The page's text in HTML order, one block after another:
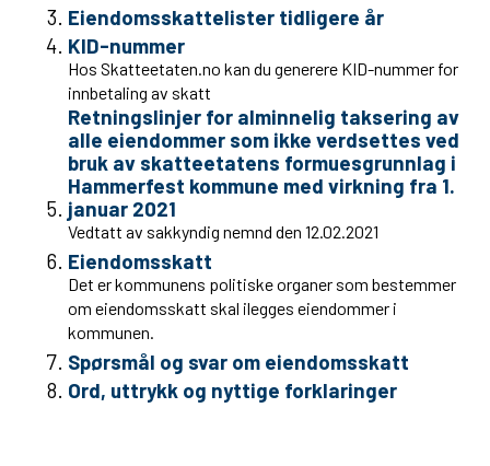
Eiendomsskattelister tidligere år
KID-nummer
Hos Skatteetaten.no kan du generere KID-nummer for
innbetaling av skatt
Retningslinjer for alminnelig taksering av
alle eiendommer som ikke verdsettes ved
bruk av skatteetatens formuesgrunnlag i
Hammerfest kommune med virkning fra 1.
januar 2021
Vedtatt av sakkyndig nemnd den 12.02.2021
Eiendomsskatt
Det er kommunens politiske organer som bestemmer
om eiendomsskatt skal ilegges eiendommer i
kommunen.
Spørsmål og svar om eiendomsskatt
Ord, uttrykk og nyttige forklaringer